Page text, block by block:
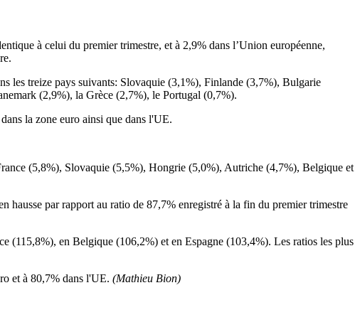
à celui du premier trimestre, et à 2,9% dans l’Union européenne,
les treize pays suivants: Slovaquie (3,1%), Finlande (3,7%), Bulgarie
(2,9%), la Grèce (2,7%), le Portugal (0,7%).
la zone euro ainsi que dans l'UE.
(5,8%), Slovaquie (5,5%), Hongrie (5,0%), Autriche (4,7%), Belgique et
par rapport au ratio de 87,7% enregistré à la fin du premier trimestre
(115,8%), en Belgique (106,2%) et en Espagne (103,4%). Les ratios les plus
et à 80,7% dans l'UE. (Mathieu Bion)